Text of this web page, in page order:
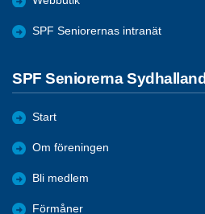
SPF Seniorernas intranät
SPF Seniorerna Sydhalland
Start
Om föreningen
Bli medlem
Förmåner